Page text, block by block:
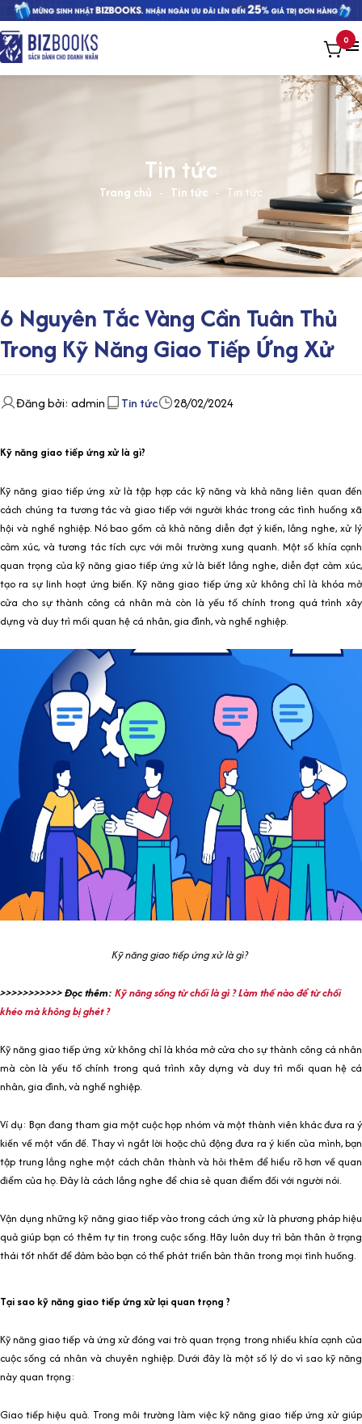
0
Tin tức
Trang chủ - Tin tức - Tin tức
6 Nguyên Tắc Vàng Cần Tuân Thủ
Trong Kỹ Năng Giao Tiếp Ứng Xử
Đăng bởi: admin Tin tức 28/02/2024
Kỹ năng giao tiếp ứng xử là gì?
Kỹ năng giao tiếp ứng xử là tập hợp các kỹ năng và khả năng liên quan đến
cách chúng ta tương tác và giao tiếp với người khác trong các tình huống xã
hội và nghề nghiệp. Nó bao gồm cả khả năng diễn đạt ý kiến, lắng nghe, xử lý
cảm xúc, và tương tác tích cực với môi trường xung quanh. Một số khía cạnh
quan trọng của kỹ năng giao tiếp ứng xử là biết lắng nghe, diễn đạt cảm xúc,
tạo ra sự linh hoạt ứng biến. Kỹ năng giao tiếp ứng xử không chỉ là khóa mở
cửa cho sự thành công cá nhân mà còn là yếu tố chính trong quá trình xây
dựng và duy trì mối quan hệ cá nhân, gia đình, và nghề nghiệp.
Kỹ năng giao tiếp ứng xử là gì?
>>>>>>>>>>> Đọc thêm: Kỹ năng sống từ chối là gì ? Làm thế nào để từ chối
khéo mà không bị ghét ?
Kỹ năng giao tiếp ứng xử không chỉ là khóa mở cửa cho sự thành công cá nhân
mà còn là yếu tố chính trong quá trình xây dựng và duy trì mối quan hệ cá
nhân, gia đình, và nghề nghiệp.
Ví dụ: Bạn đang tham gia một cuộc họp nhóm và một thành viên khác đưa ra ý
kiến về một vấn đề. Thay vì ngắt lời hoặc chủ động đưa ra ý kiến của mình, bạn
tập trung lắng nghe một cách chân thành và hỏi thêm để hiểu rõ hơn về quan
điểm của họ. Đây là cách lắng nghe để chia sẻ quan điểm đối với người nói.
Vận dụng những kỹ năng giao tiếp vào trong cách ứng xử là phương pháp hiệu
quả giúp bạn có thêm tự tin trong cuộc sống. Hãy luôn duy trì bản thân ở trạng
thái tốt nhất để đảm bảo bạn có thể phát triển bản thân trong mọi tình huống.
Tại sao kỹ năng giao tiếp ứng xử lại quan trọng ?
Kỹ năng giao tiếp và ứng xử đóng vai trò quan trọng trong nhiều khía cạnh của
cuộc sống cá nhân và chuyên nghiệp. Dưới đây là một số lý do vì sao kỹ năng
này quan trọng:
Giao tiếp hiệu quả. Trong môi trường làm việc kỹ năng giao tiếp ứng xử giúp